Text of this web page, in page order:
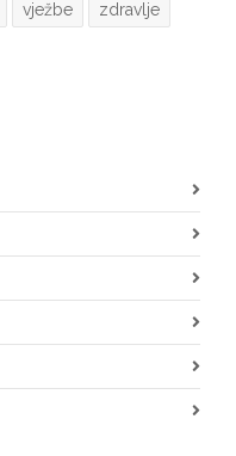
vježbe zdravlje